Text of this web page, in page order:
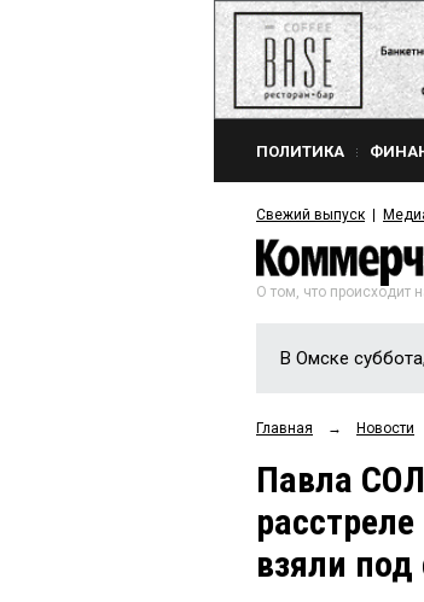
ПОЛИТИКА
Свежий выпуск
О том, что происходит
В Омске
Главная → Новости
Павла
взяли